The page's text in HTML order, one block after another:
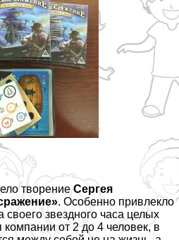
творение Сергея
. Особенно привлекло
звездного часа целых
компании от 2 до 4 человек, в